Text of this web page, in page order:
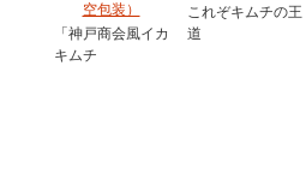
空包装）
「神戸商会風イカ
キムチ
これぞキムチの王
道